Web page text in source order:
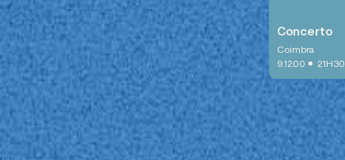
Concerto
Coimbra
9.12.00 • 21H30